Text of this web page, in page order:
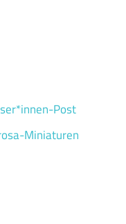
Post
Miniaturen